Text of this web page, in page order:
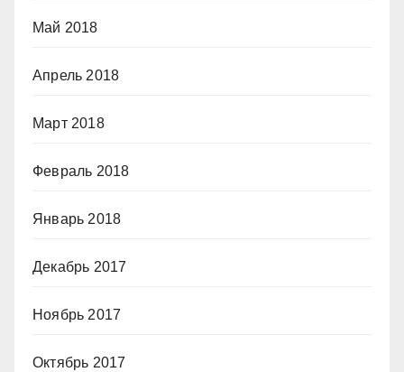
Май 2018
Апрель 2018
Март 2018
Февраль 2018
Январь 2018
Декабрь 2017
Ноябрь 2017
Октябрь 2017